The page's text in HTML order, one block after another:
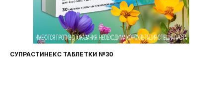
СУПРАСТИНЕКС ТАБЛЕТКИ №30